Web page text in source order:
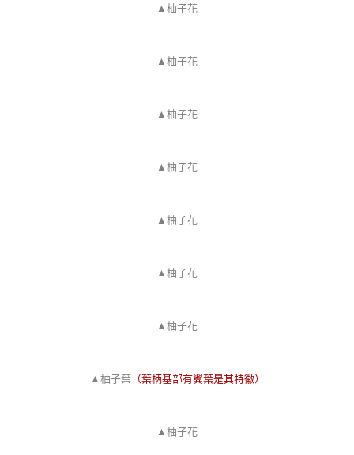
▲柚子花
▲柚子花
▲柚子花
▲柚子花
▲柚子花
▲柚子花
▲柚子花
▲柚子葉（葉柄基部有翼葉是其特徽）
▲柚子花